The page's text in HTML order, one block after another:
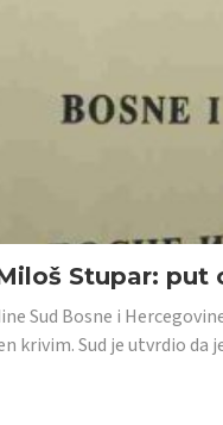
Stupar: put
Sud Bosne i
krivim. Sud je utvrdio da